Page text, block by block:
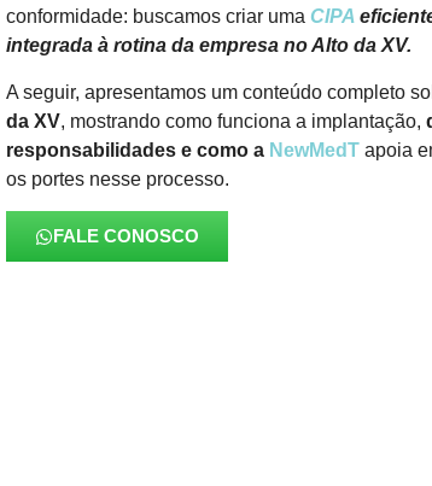
conformidade: buscamos criar uma CIPA
integrada à rotina da empresa no Alto da XV.
A seguir, apresentamos um conteúdo completo
da XV, mostrando como funciona a implantação,
responsabilidades e como a NewMedT apoia
os portes nesse processo.
FALE CONOSCO